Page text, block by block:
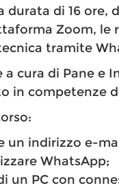
durata di 16 ore,
Zoom, le
tramite
a cura di Pane e
in competenze
un indirizzo e-
WhatsApp;
un PC con